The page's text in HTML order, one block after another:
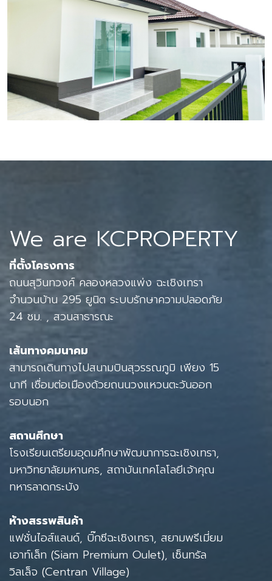
We are KCPROPERTY
ที่ตั้งโครงการ
ถนนสุวินทวงศ์ คลองหลวงแพ่ง ฉะเชิงเทรา
จำนวนบ้าน 295 ยูนิต ระบบรักษาความปลอดภัย
24 ชม. , สวนสาธารณะ
เส้นทางคมนาคม
สามารถเดินทางไปสนามบินสุวรรณภูมิ เพียง 15
นาที เชื่อมต่อเมืองด้วยถนนวงแหวนตะวันออก
รอบนอก
สถานศึกษา
โรงเรียนเตรียมอุดมศึกษาพัฒนาการฉะเชิงเทรา,
มหาวิทยาลัยมหานคร, สถาบันเทคโลโลยีเจ้าคุณ
ทหารลาดกระบัง
ห้างสรรพสินค้า
แฟชั่นไอส์แลนด์, บิ๊กซีฉะเชิงเทรา, สยามพรีเมี่ยม
เอาท์เล็ท (Siam Premium Oulet), เซ็นทรัล
วิลเล็จ (Centran Village)